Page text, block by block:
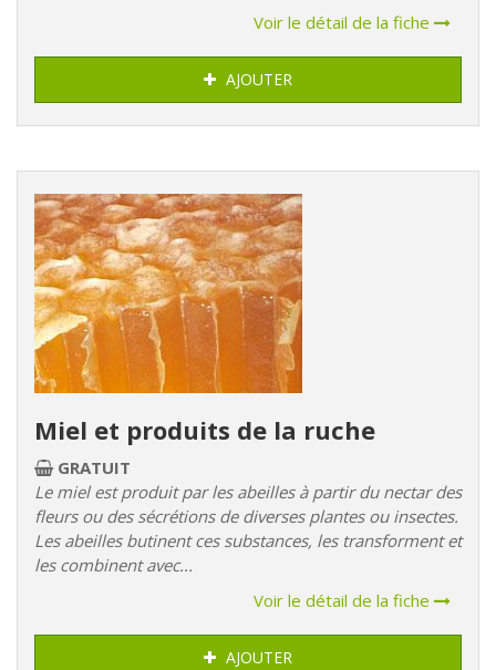
Voir le détail de la fiche
AJOUTER
Miel et produits de la ruche
GRATUIT
Le miel est produit par les abeilles à partir du nectar des
fleurs ou des sécrétions de diverses plantes ou insectes.
Les abeilles butinent ces substances, les transforment et
les combinent avec...
Voir le détail de la fiche
AJOUTER